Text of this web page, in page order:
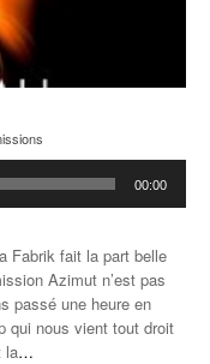
00:00
Fabrik fait la part belle
Azimut n’est pas
passé une heure en
qui nous vient tout droit
la…